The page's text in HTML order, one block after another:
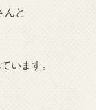
んと
います。